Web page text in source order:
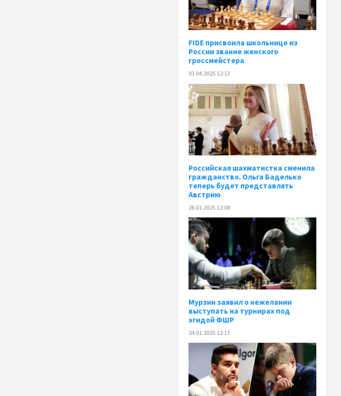
FIDE присвоила школьнице из
России звание женского
гроссмейстера
03.04.2025 12:13
Российская шахматистка сменила
гражданство. Ольга Баделько
теперь будет представлять
Австрию
26.01.2025 12:08
Мурзин заявил о нежелании
выступать на турнирах под
эгидой ФШР
24.01.2025 12:13